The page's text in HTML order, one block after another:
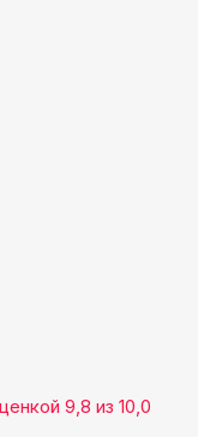
9,8 из 10,0